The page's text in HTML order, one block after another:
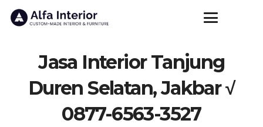
Jasa Interior Tanjung
Duren Selatan, Jakbar √
0877-6563-3527